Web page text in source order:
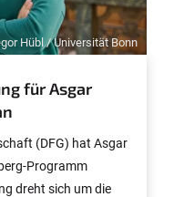
Hübl / Universität Bonn
für Asgar
(DFG) hat Asgar
Programm
dreht sich um die